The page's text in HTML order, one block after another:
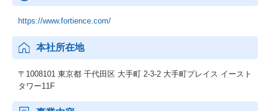
https://www.fortience.com/
本社所在地
〒1008101 東京都 千代田区 大手町 2-3-2 大手町プレイス イースト
タワー11F